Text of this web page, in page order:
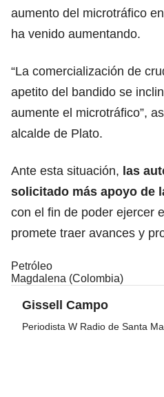
aumento del microtráfico
ha venido aumentando.
“La comercialización de
apetito del bandido se
aumente el microtráfico”,
alcalde de Plato.
Ante esta situación, las
solicitado más apoyo de
con el fin de poder ejercer
promete traer avances y
Petróleo
Magdalena (Colombia)
Gissell Campo
Periodista W Radio de Santa